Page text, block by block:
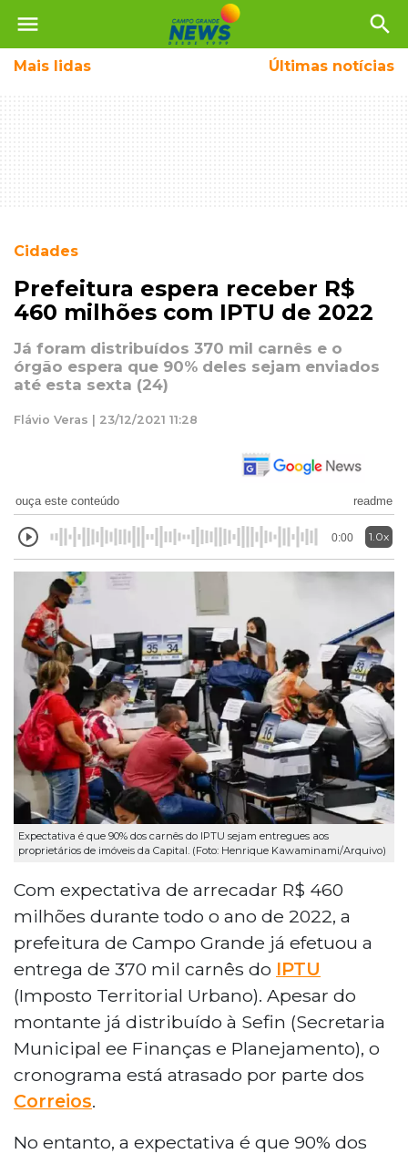
menu search
Mais lidas Últimas notícias
Cidades
Prefeitura espera receber R$
460 milhões com IPTU de 2022
Já foram distribuídos 370 mil carnês e o
órgão espera que 90% deles sejam enviados
até esta sexta (24)
Flávio Veras | 23/12/2021 11:28
ouça este conteúdo readme
0:00 1.0x
Expectativa é que 90% dos carnês do IPTU sejam entregues aos
proprietários de imóveis da Capital. (Foto: Henrique Kawaminami/Arquivo)
Com expectativa de arrecadar R$ 460
milhões durante todo o ano de 2022, a
prefeitura de Campo Grande já efetuou a
entrega de 370 mil carnês do IPTU
(Imposto Territorial Urbano). Apesar do
montante já distribuído à Sefin (Secretaria
Municipal ee Finanças e Planejamento), o
cronograma está atrasado por parte dos
Correios.
No entanto, a expectativa é que 90% dos